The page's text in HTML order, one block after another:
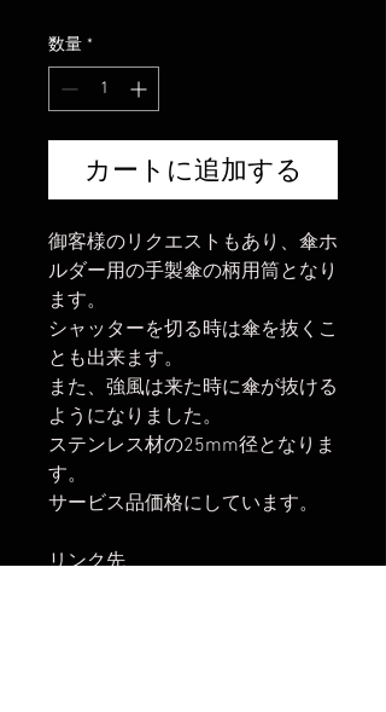
数量 *
カートに追加する
御客様のリクエストもあり、傘ホ
ルダー用の手製傘の柄用筒となり
ます。
シャッターを切る時は傘を抜くこ
とも出来ます。
また、強風は来た時に傘が抜ける
ようになりました。
ステンレス材の25mm径となりま
す。
サービス品価格にしています。
リンク先